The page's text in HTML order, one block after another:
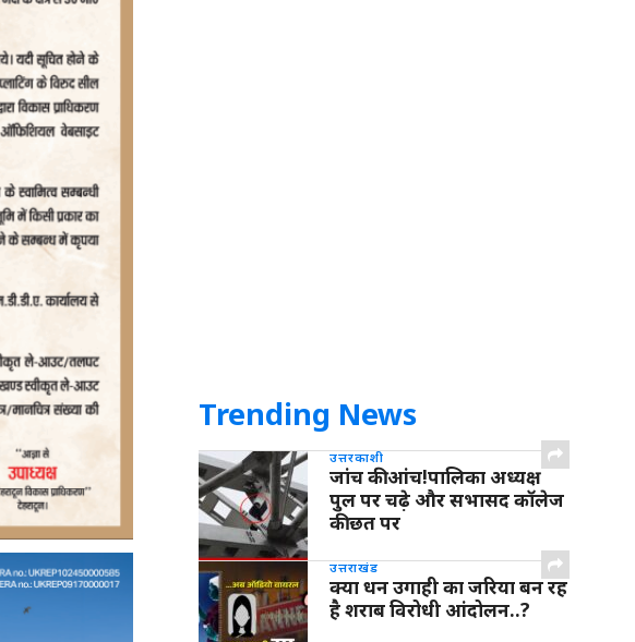
Trending News
उत्तरकाशी
जांच की आंच!पालिका अध्यक्ष
पुल पर चढ़े और सभासद कॉलेज
की छत पर
उत्तराखंड
क्या धन उगाही का जरिया बन रह
है शराब विरोधी आंदोलन..?